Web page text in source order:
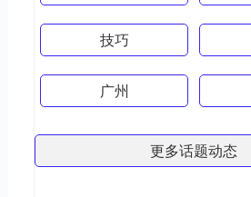
技巧
广州
更多话题动态